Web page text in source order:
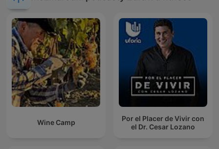
Wine Camp
Por el Placer de Vivir con
el Dr. Cesar Lozano